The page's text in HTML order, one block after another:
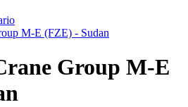
M-E (FZE) - Sudan
Group M-E